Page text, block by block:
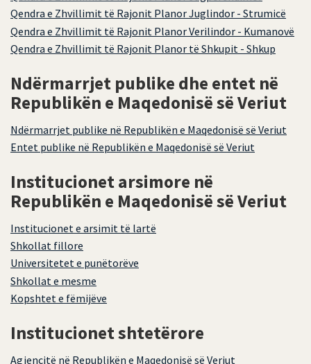
Qendra e Zhvillimit të Rajonit Planor Juglindor - Strumicë
Qendra e Zhvillimit të Rajonit Planor Verilindor - Kumanovë
Qendra e Zhvillimit të Rajonit Planor të Shkupit - Shkup
Ndërmarrjet publike dhe entet në
Republikën e Maqedonisë së Veriut
Ndërmarrjet publike në Republikën e Maqedonisë së Veriut
Entet publike në Republikën e Maqedonisë së Veriut
Institucionet arsimore në
Republikën e Maqedonisë së Veriut
Institucionet e arsimit të lartë
Shkollat fillore
Universitetet e punëtorëve
Shkollat e mesme
Kopshtet e fëmijëve
Institucionet shtetërore
Agjencitë në Republikën e Maqedonisë së Veriut